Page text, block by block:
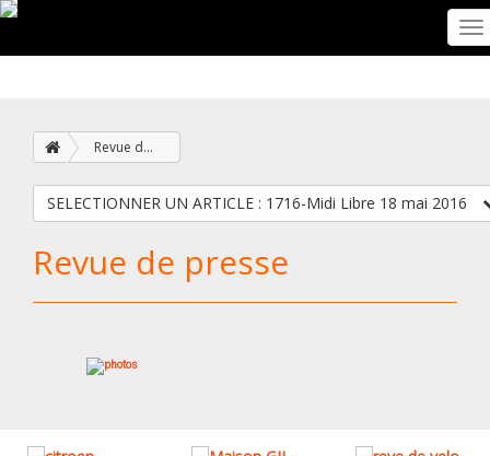
Revue de presse
SELECTIONNER UN ARTICLE : 1716-Midi Libre 18 mai 2016
Revue de presse